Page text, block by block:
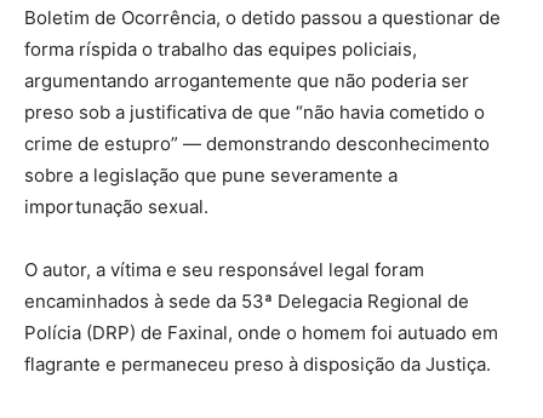
Boletim de Ocorrência, o detido passou a questionar de
forma ríspida o trabalho das equipes policiais,
argumentando arrogantemente que não poderia ser
preso sob a justificativa de que “não havia cometido o
crime de estupro” — demonstrando desconhecimento
sobre a legislação que pune severamente a
importunação sexual.
O autor, a vítima e seu responsável legal foram
encaminhados à sede da 53ª Delegacia Regional de
Polícia (DRP) de Faxinal, onde o homem foi autuado em
flagrante e permaneceu preso à disposição da Justiça.